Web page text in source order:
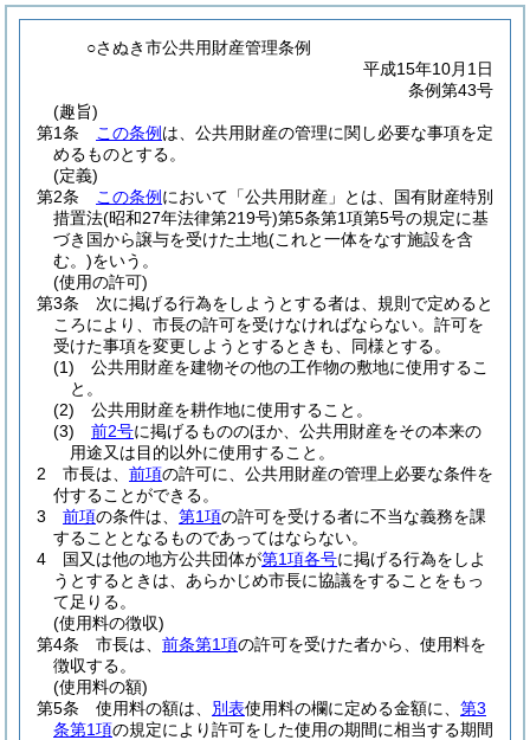
○さぬき市公共用財産管理条例
平成15年10月1日
条例第43号
(趣旨)
第1条
この条例 は、公共用財産の管理に関し必要な事項を定
めるものとする。
(定義)
第2条
この条例 において「公共用財産」とは、国有財産特別
措置法(昭和27年法律第219号)第5条第1項第5号の規定に基
づき国から譲与を受けた土地(これと一体をなす施設を含
む。)をいう。
(使用の許可)
第3条
次に掲げる行為をしようとする者は、規則で定めると
ころにより、市長の許可を受けなければならない。 許可を
受けた事項を変更しようとするときも、同様とする。
(1)
公共用財産を建物その他の工作物の敷地に使用するこ
と。
(2)
公共用財産を耕作地に使用すること。
(3)
前2号に掲げるもののほか、公共用財産をその本来の
用途又は目的以外に使用すること。
2
市長は、 前項の許可に、公共用財産の管理上必要な条件を
付することができる。
3
前項の条件は、 第1項の許可を受ける者に不当な義務を課
することとなるものであってはならない。
4
国又は他の地方公共団体が第1項各号に掲げる行為をしよ
うとするときは、あらかじめ市長に協議をすることをもっ
て足りる。
(使用料の徴収)
第4条
市長は、 前条第1項の許可を受けた者から、使用料を
徴収する。
(使用料の額)
第5条
使用料の額は、 別表使用料の欄に定める金額に、 第3
条第1項の規定により許可をした使用の期間に相当する期間